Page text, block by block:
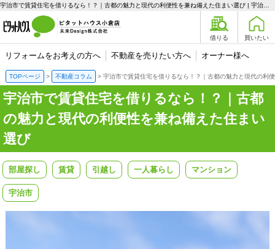
借りる 買いたい
リフォームをお考えの方へ 不動産を売りたい方へ オーナー様へ
TOPページ 不動産コラム 宇治市で賃貸住宅を借りるなら！？｜古都の魅力と現代の利
宇治市で賃貸住宅を借りるなら！？｜古都
の魅力と現代の利便性を兼ね備えた住まい
選び
部屋探し 賃貸 引越し 一人暮らし マンション
宇治市